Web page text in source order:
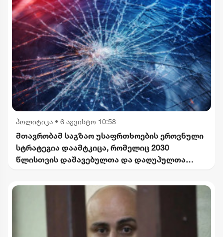
პოლიტიკა • 6 აგვისტო 10:58
მთავრობამ საგზაო უსაფრთხოების ეროვნული
სტრატეგია დაამტკიცა, რომელიც 2030
წლისთვის დაშავებულთა და დაღუპულთა
ითვალისწინებს